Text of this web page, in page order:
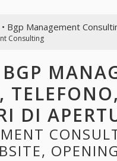
• Bgp Management
Consulting
DI